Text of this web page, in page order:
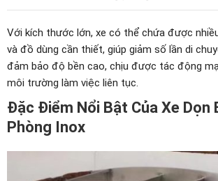
Với kích thước lớn, xe có thể chứa được
và đồ dùng cần thiết, giúp giảm số lần di
đảm bảo độ bền cao, chịu được tác động
môi trường làm việc liên tục.
Đặc Điểm Nổi Bật Của Xe Dọn
Phòng Inox